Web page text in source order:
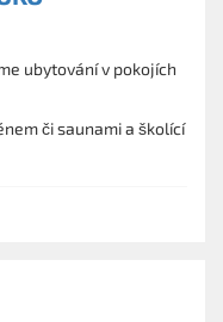
ubytování v pokojích
či saunami a školící